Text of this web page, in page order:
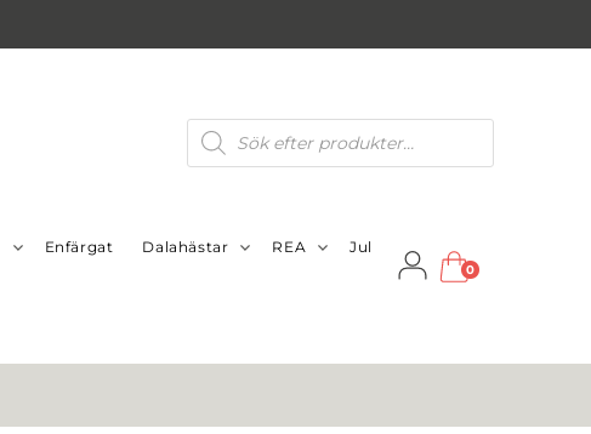
Produktsökning
Enfärgat Dalahästar REA Jul
0